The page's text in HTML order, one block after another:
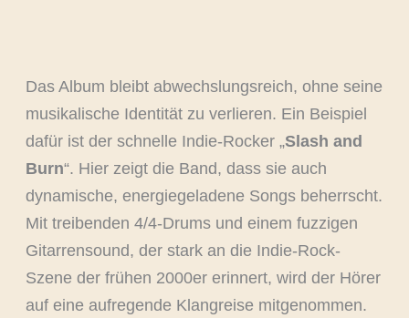
Das Album bleibt abwechslungsreich, ohne seine
musikalische Identität zu verlieren. Ein Beispiel
dafür ist der schnelle Indie-Rocker „Slash and
Burn“. Hier zeigt die Band, dass sie auch
dynamische, energiegeladene Songs beherrscht.
Mit treibenden 4/4-Drums und einem fuzzigen
Gitarrensound, der stark an die Indie-Rock-
Szene der frühen 2000er erinnert, wird der Hörer
auf eine aufregende Klangreise mitgenommen.